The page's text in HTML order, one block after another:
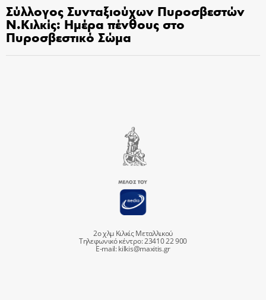
Σύλλογος Συνταξιούχων Πυροσβεστών
Ν.Κιλκίς: Ημέρα πένθους στο
Πυροσβεστικό Σώμα
2ο χλμ Κιλκίς Μεταλλικού
Τηλεφωνικό κέντρο: 23410 22 900
E-mail:kilkis@maxitis.gr